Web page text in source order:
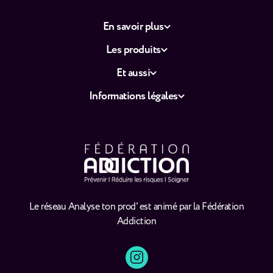
Le réseau Analyse ton prod' est animé par la Fédération
Addiction
En savoir plus
Les produits
Et aussi
Informations légales